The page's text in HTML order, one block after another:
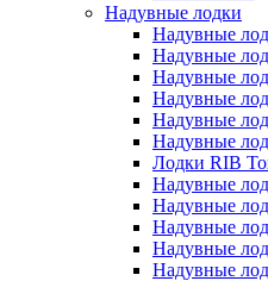
Надувные лодки
Надувные
Надувные
Надувные
Надувные
Надувные
Надувные
Лодки RIB
Надувные
Надувные
Надувные
Надувные
Надувные